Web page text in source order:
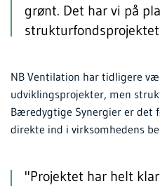
grønt. Det har vi på
NB Ventilation har tidligere
udviklingsprojekter, men
Bæredygtige Synergier er det
direkte ind i virksomhedens
"Projektet har helt